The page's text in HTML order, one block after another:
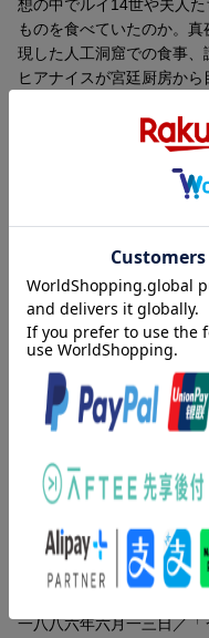
想の中でルイ14世や夫人
ものを食べていたのか。
現した人工洞窟での食事
ヒアナイスが宮廷厨房か
ついての記録もあり。
ヒアナイスの回顧録に加
や宮廷料理に使われた食
ラムも満載。実際の献立
宮廷入り、＜コラム1 宮
＜コラム2 宮廷厨房で使
行、＜コラム3 シャッヘ
ホーフ城、＜コラム4 「
＞、王の好物、＜コラム
ホーエンシュヴァンガウ
ラム6 父なる城ホーエン
快適な逃避地としてのノ
キームゼー城にて、＜コ
城の食卓＞、フェルンシ
ウトとイチジクコーヒー
オットー王の金の器、
の地ベルク城の食卓＞、
皇帝に仕えて、＜コラム
【附録：ある日のメニュー
内容紹介（「BOOK
バイエルンのメルヘン王
シュタイン城をはじめ壮
の正餐、ヴァーグナーの
死を遂げた日の献立など
したルートヴィヒ２世の思
目次（「BOOK」デ
宮廷入り／王／宮廷厨房
ホーフ城／王の好物／ホ
ンシュタイン城／ヘレン
一八八六年六月一三日／